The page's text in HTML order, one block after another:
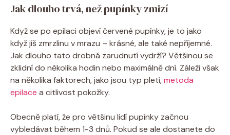
Jak ⁤dlouho trvá, ‌než pupínky zmizí
Když se po epilaci objeví červené pupínky, je to jako
když⁢ jíš zmrzlinu⁤ v mrazu – krásné, ale také nepříjemné.
Jak dlouho tato ​drobná zarudnutí vydrží? Většinou se
zklidní ⁢do několika ⁣hodin ⁢nebo maximálně dní. Záleží ‍však⁣
na několika faktorech, ⁣jako⁢ jsou typ pleti, ⁤metoda
⁢epilace a ‍citlivost pokožky.
Obecně platí, ​že ⁤pro většinu‍ lidí pupínky začnou
vybledávat‍ během 1-3 dnů. Pokud se ale dostanete ⁤do